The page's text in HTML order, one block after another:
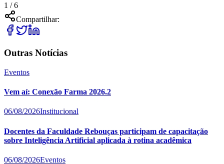
1 /6
Compartilhar:
Outras Notícias
Eventos
Vem aí: Conexão Farma 2026.2
06/08/2026Institucional
Docentes da Faculdade Rebouças participam de capacitação
sobre Inteligência Artificial aplicada à rotina acadêmica
06/08/2026Eventos